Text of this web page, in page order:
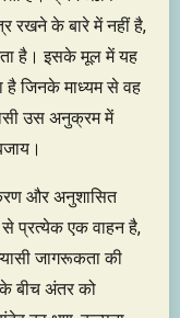
रखने के बारे में नहीं है,
है। इसके मूल में यह
है जिनके माध्यम से वह
उस अनुक्रम में
और अनुशासित
प्रत्येक एक वाहन है,
जागरूकता की
के बीच अंतर को